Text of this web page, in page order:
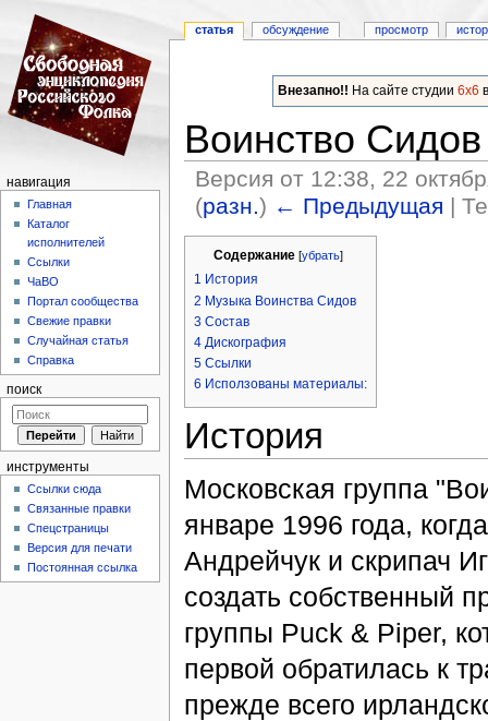
Внезапно!! На сайте студии 6x6
Воинство Сидов
Версия от 12:38, 22
(разн.) ← Предыдущая |
Содержание [убрать]
1 История
2 Музыка Воинства Сидов
3 Состав
4 Дискография
5 Ссылки
6 Исползованы материалы:
История
Московская группа
январе 1996 года,
Андрейчук и скрипач
создать собственный
группы Puck & Piper,
первой обратилась к
прежде всего
статья обсуждение просмотр
навигация
Главная
Каталог
исполнителей
Ссылки
ЧаВО
Портал сообщества
Свежие правки
Случайная статья
Справка
поиск
инструменты
Ссылки сюда
Связанные правки
Спецстраницы
Версия для печати
Постоянная ссылка